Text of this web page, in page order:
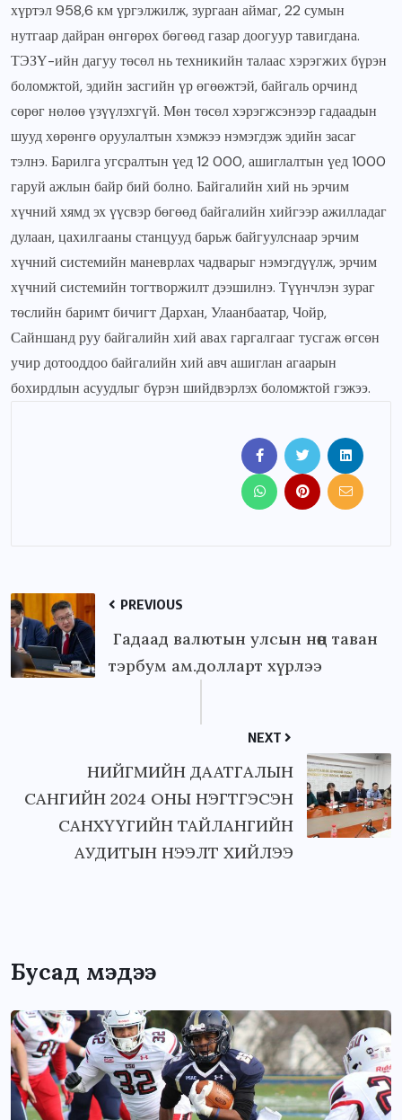
хүртэл 958,6 км үргэлжилж, зургаан аймаг, 22 сумын
нутгаар дайран өнгөрөх бөгөөд газар доогуур тавигдана.
ТЭЗҮ-ийн дагуу төсөл нь техникийн талаас хэрэгжих бүрэн
боломжтой, эдийн засгийн үр өгөөжтэй, байгаль орчинд
сөрөг нөлөө үзүүлэхгүй. Мөн төсөл хэрэгжсэнээр гадаадын
шууд хөрөнгө оруулалтын хэмжээ нэмэгдэж эдийн засаг
тэлнэ. Барилга угсралтын үед 12 000, ашиглалтын үед 1000
гаруй ажлын байр бий болно. Байгалийн хий нь эрчим
хүчний хямд эх үүсвэр бөгөөд байгалийн хийгээр ажилладаг
дулаан, цахилгааны станцууд барьж байгуулснаар эрчим
хүчний системийн маневрлах чадварыг нэмэгдүүлж, эрчим
хүчний системийн тогтворжилт дээшилнэ. Түүнчлэн зураг
төслийн баримт бичигт Дархан, Улаанбаатар, Чойр,
Сайншанд руу байгалийн хий авах гаргалгааг тусгаж өгсөн
учир дотооддоо байгалийн хий авч ашиглан агаарын
бохирдлын асуудлыг бүрэн шийдвэрлэх боломжтой гэжээ.
PREVIOUS
Гадаад валютын улсын нөөц таван
тэрбум ам.долларт хүрлээ
NEXT
НИЙГМИЙН ДААТГАЛЫН
САНГИЙН 2024 ОНЫ НЭГТГЭСЭН
САНХҮҮГИЙН ТАЙЛАНГИЙН
АУДИТЫН НЭЭЛТ ХИЙЛЭЭ
Бусад мэдээ